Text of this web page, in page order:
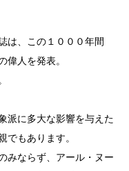
は、この１０００年間
偉人を発表。
派に多大な影響を与えた
でもあります。
みならず、アール・ヌー